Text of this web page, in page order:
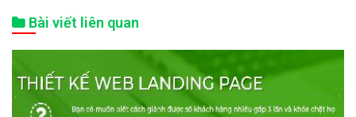
Bài viết liên quan